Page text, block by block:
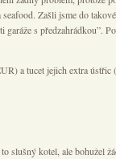
Zašli jsme do
s předzahrádkou”.
a tucet jejich extra
slušný kotel, ale bohužel